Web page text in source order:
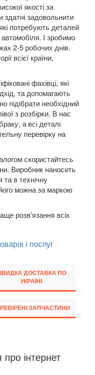
PU2)
keyboard_arrow_down
keyboard_arrow_down
якості за
задовольнити
потребують деталей
І зробимо
2-5 робочих днів.
всієї країни,
фахівці, які
та допомагають
підібрати необхідний
з розбірки. В нас
а всі деталі
перевірку на
скористайтесь
Виробник наносить
та в технічну
можна за маркою
розв'язання всіх
і послуг
ДОСТАВКА ПО
УКРАЇНІ
ЗАПЧАСТИНИ
інтернет